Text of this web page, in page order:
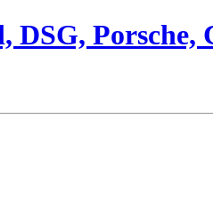
Porsche,